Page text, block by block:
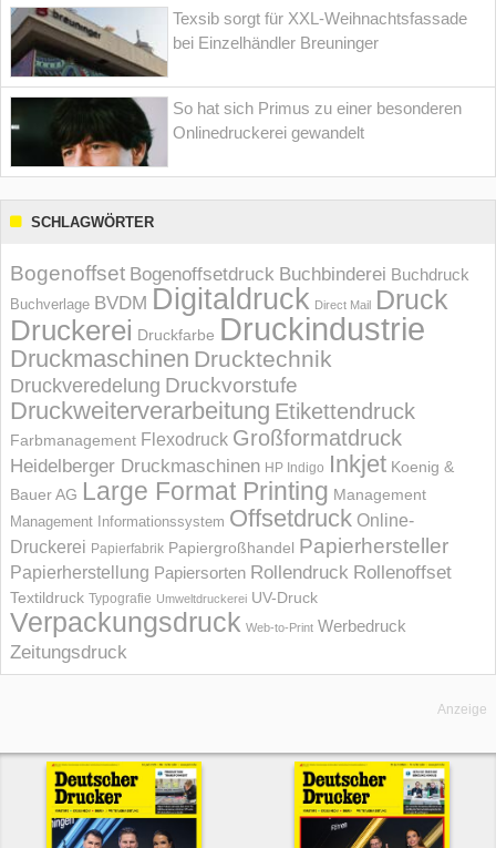
Texsib sorgt für XXL-Weihnachtsfassade
bei Einzelhändler Breuninger
So hat sich Primus zu einer besonderen
Onlinedruckerei gewandelt
SCHLAGWÖRTER
Bogenoffset Bogenoffsetdruck Buchbinderei Buchdruck
Buchverlage BVDM Digitaldruck Direct Mail Druck
Druckerei Druckfarbe Druckindustrie
Druckmaschinen Drucktechnik
Druckveredelung Druckvorstufe
Druckweiterverarbeitung Etikettendruck
Farbmanagement Flexodruck Großformatdruck
Heidelberger Druckmaschinen HP Indigo Inkjet Koenig &
Bauer AG Large Format Printing Management
Management Informations­system Offsetdruck Online-
Druckerei Papierfabrik Papiergroßhandel Papierhersteller
Papierherstellung Papiersorten Rollendruck Rollenoffset
Textildruck Typografie Umweltdruckerei UV-Druck
Verpackungsdruck Web-to-Print Werbedruck
Zeitungsdruck
Anzeige